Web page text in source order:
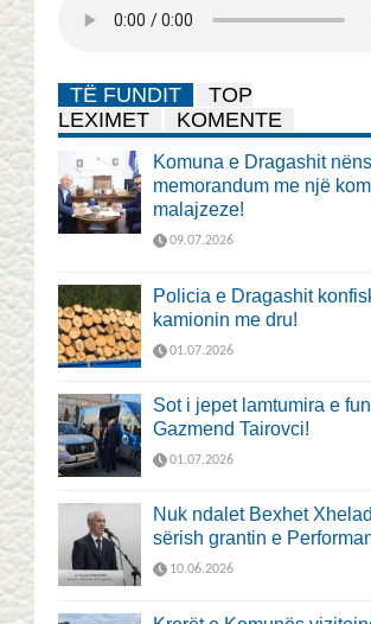
TË FUNDIT
TOP
LEXIMET
KOMENTE
Komuna e Dragashit
memorandum me një
malajzeze!
09.07.2026
Policia e Dragashit
kamionin me dru!
01.07.2026
Sot i jepet lamtumira e
Gazmend Tairovci!
01.07.2026
Nuk ndalet Bexhet
sërish grantin e
10.06.2026